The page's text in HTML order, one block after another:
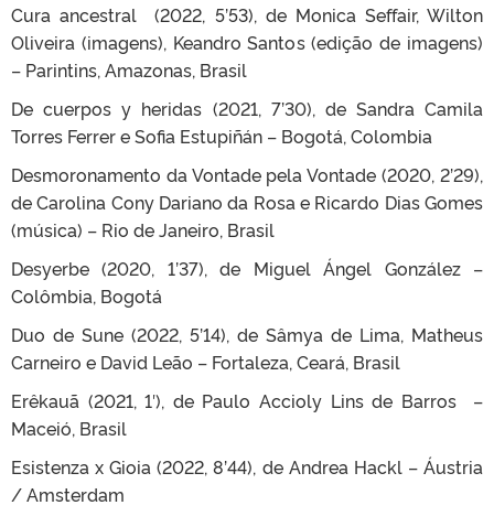
Cura ancestral (2022, 5’53), de Monica Seffair, Wilton
Oliveira (imagens), Keandro Santos (edição de imagens)
– Parintins, Amazonas, Brasil
De cuerpos y heridas (2021, 7’30), de Sandra Camila
Torres Ferrer e Sofia Estupiñán – Bogotá, Colombia
Desmoronamento da Vontade pela Vontade (2020, 2’29),
de Carolina Cony Dariano da Rosa e Ricardo Dias Gomes
(música) – Rio de Janeiro, Brasil
Desyerbe (2020, 1’37), de Miguel Ángel González –
Colômbia, Bogotá
Duo de Sune (2022, 5’14), de Sâmya de Lima, Matheus
Carneiro e David Leão – Fortaleza, Ceará, Brasil
Erêkauã (2021, 1′), de Paulo Accioly Lins de Barros –
Maceió, Brasil
Esistenza x Gioia (2022, 8’44), de Andrea Hackl – Áustria
/ Amsterdam